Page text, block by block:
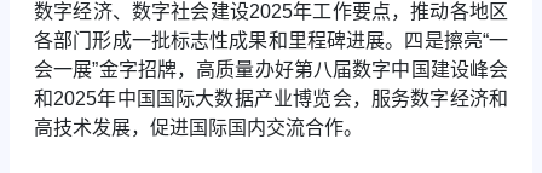
数字经济、数字社会建设2025年工作要点，推动各地区
各部门形成一批标志性成果和里程碑进展。四是擦亮“一
会一展”金字招牌，高质量办好第八届数字中国建设峰会
和2025年中国国际大数据产业博览会，服务数字经济和
高技术发展，促进国际国内交流合作。